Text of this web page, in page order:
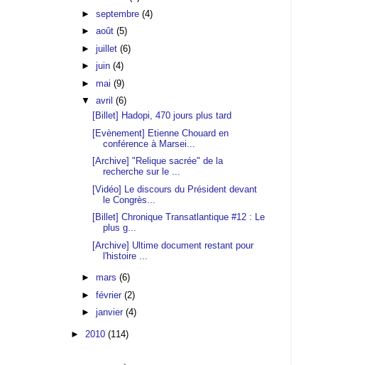
►septembre(4)
►août(5)
►juillet(6)
►juin(4)
►mai(9)
▼avril(6)
[Billet] Hadopi, 470 jours plus tard
[Evènement] Etienne Chouard en
conférence à Marsei...
[Archive] "Relique sacrée" de la
recherche sur le ...
[Vidéo] Le discours du Président devant
le Congrès...
[Billet] Chronique Transatlantique #12 : Le
plus g...
[Archive] Ultime document restant pour
l'histoire ...
►mars(6)
►février(2)
►janvier(4)
► 2010 (114)